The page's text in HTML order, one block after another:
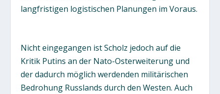
langfristigen logistischen Planungen im Voraus.
Nicht eingegangen ist Scholz jedoch auf die
Kritik Putins an der Nato-Osterweiterung und
der dadurch möglich werdenden militärischen
Bedrohung Russlands durch den Westen. Auch